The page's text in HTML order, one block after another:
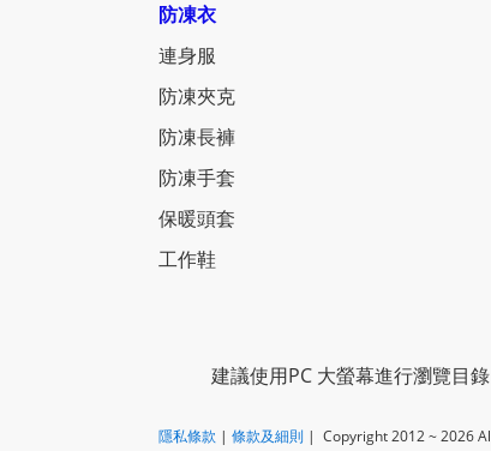
防凍衣
連身服
防凍夾克
防凍長褲
防凍手套
保暖頭套
工作鞋
建議使用PC 大螢幕進行瀏覽目錄
隱私條款 | 條款及細則 | Copyright 2012 ~ 2026